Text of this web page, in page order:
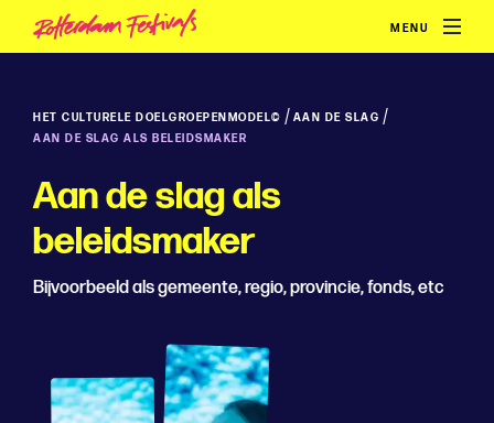
MENU
HET CULTURELE DOELGROEPENMODEL© / AAN DE SLAG /
AAN DE SLAG ALS BELEIDSMAKER
Aan de slag als
beleidsmaker
Bijvoorbeeld als gemeente, regio, provincie, fonds, etc